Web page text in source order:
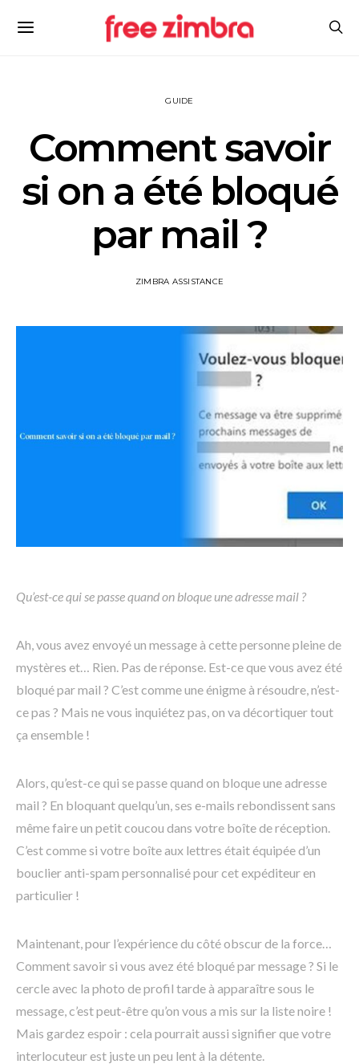
GUIDE
Comment savoir
si on a été bloqué
par mail ?
ZIMBRA ASSISTANCE
Qu’est-ce qui se passe quand on bloque une adresse mail ?
Ah, vous avez envoyé un message à cette personne pleine de
mystères et… Rien. Pas de réponse. Est-ce que vous avez été
bloqué par mail ? C’est comme une énigme à résoudre, n’est-
ce pas ? Mais ne vous inquiétez pas, on va décortiquer tout
ça ensemble !
Alors, qu’est-ce qui se passe quand on bloque une adresse
mail ? En bloquant quelqu’un, ses e-mails rebondissent sans
même faire un petit coucou dans votre boîte de réception.
C’est comme si votre boîte aux lettres était équipée d’un
bouclier anti-spam personnalisé pour cet expéditeur en
particulier !
Maintenant, pour l’expérience du côté obscur de la force…
Comment savoir si vous avez été bloqué par message ? Si le
cercle avec la photo de profil tarde à apparaître sous le
message, c’est peut-être qu’on vous a mis sur la liste noire !
Mais gardez espoir : cela pourrait aussi signifier que votre
interlocuteur est juste un peu lent à la détente.